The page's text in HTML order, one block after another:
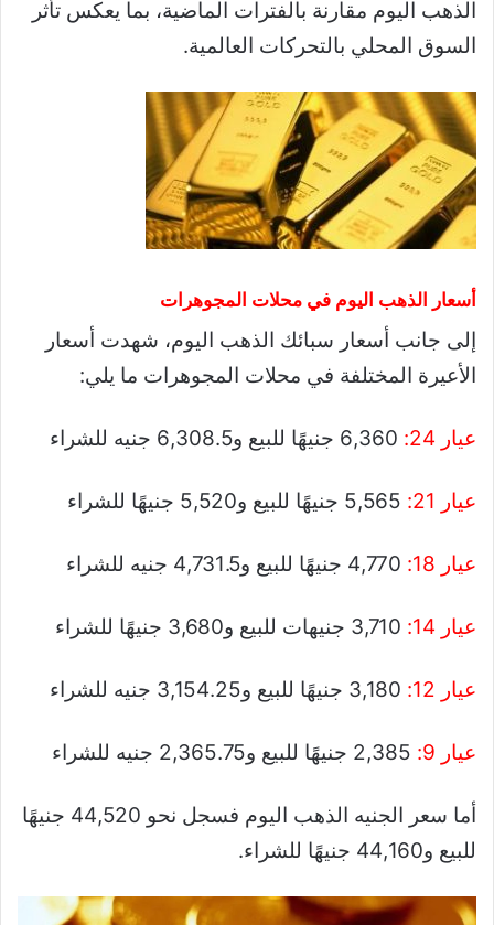
الذهب اليوم مقارنة بالفترات الماضية، بما يعكس تأثر
السوق المحلي بالتحركات العالمية.
أسعار الذهب اليوم في محلات المجوهرات
إلى جانب أسعار سبائك الذهب اليوم، شهدت أسعار
الأعيرة المختلفة في محلات المجوهرات ما يلي:
عيار 24: 6,360 جنيهًا للبيع و6,308.5 جنيه للشراء
عيار 21: 5,565 جنيهًا للبيع و5,520 جنيهًا للشراء
عيار 18: 4,770 جنيهًا للبيع و4,731.5 جنيه للشراء
عيار 14: 3,710 جنيهات للبيع و3,680 جنيهًا للشراء
عيار 12: 3,180 جنيهًا للبيع و3,154.25 جنيه للشراء
عيار 9: 2,385 جنيهًا للبيع و2,365.75 جنيه للشراء
أما سعر الجنيه الذهب اليوم فسجل نحو 44,520 جنيهًا
للبيع و44,160 جنيهًا للشراء.